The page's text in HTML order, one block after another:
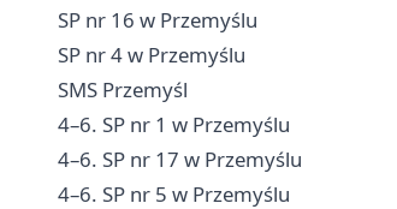
SP nr 16 w Przemyślu
SP nr 4 w Przemyślu
SMS Przemyśl
4–6. SP nr 1 w Przemyślu
4–6. SP nr 17 w Przemyślu
4–6. SP nr 5 w Przemyślu